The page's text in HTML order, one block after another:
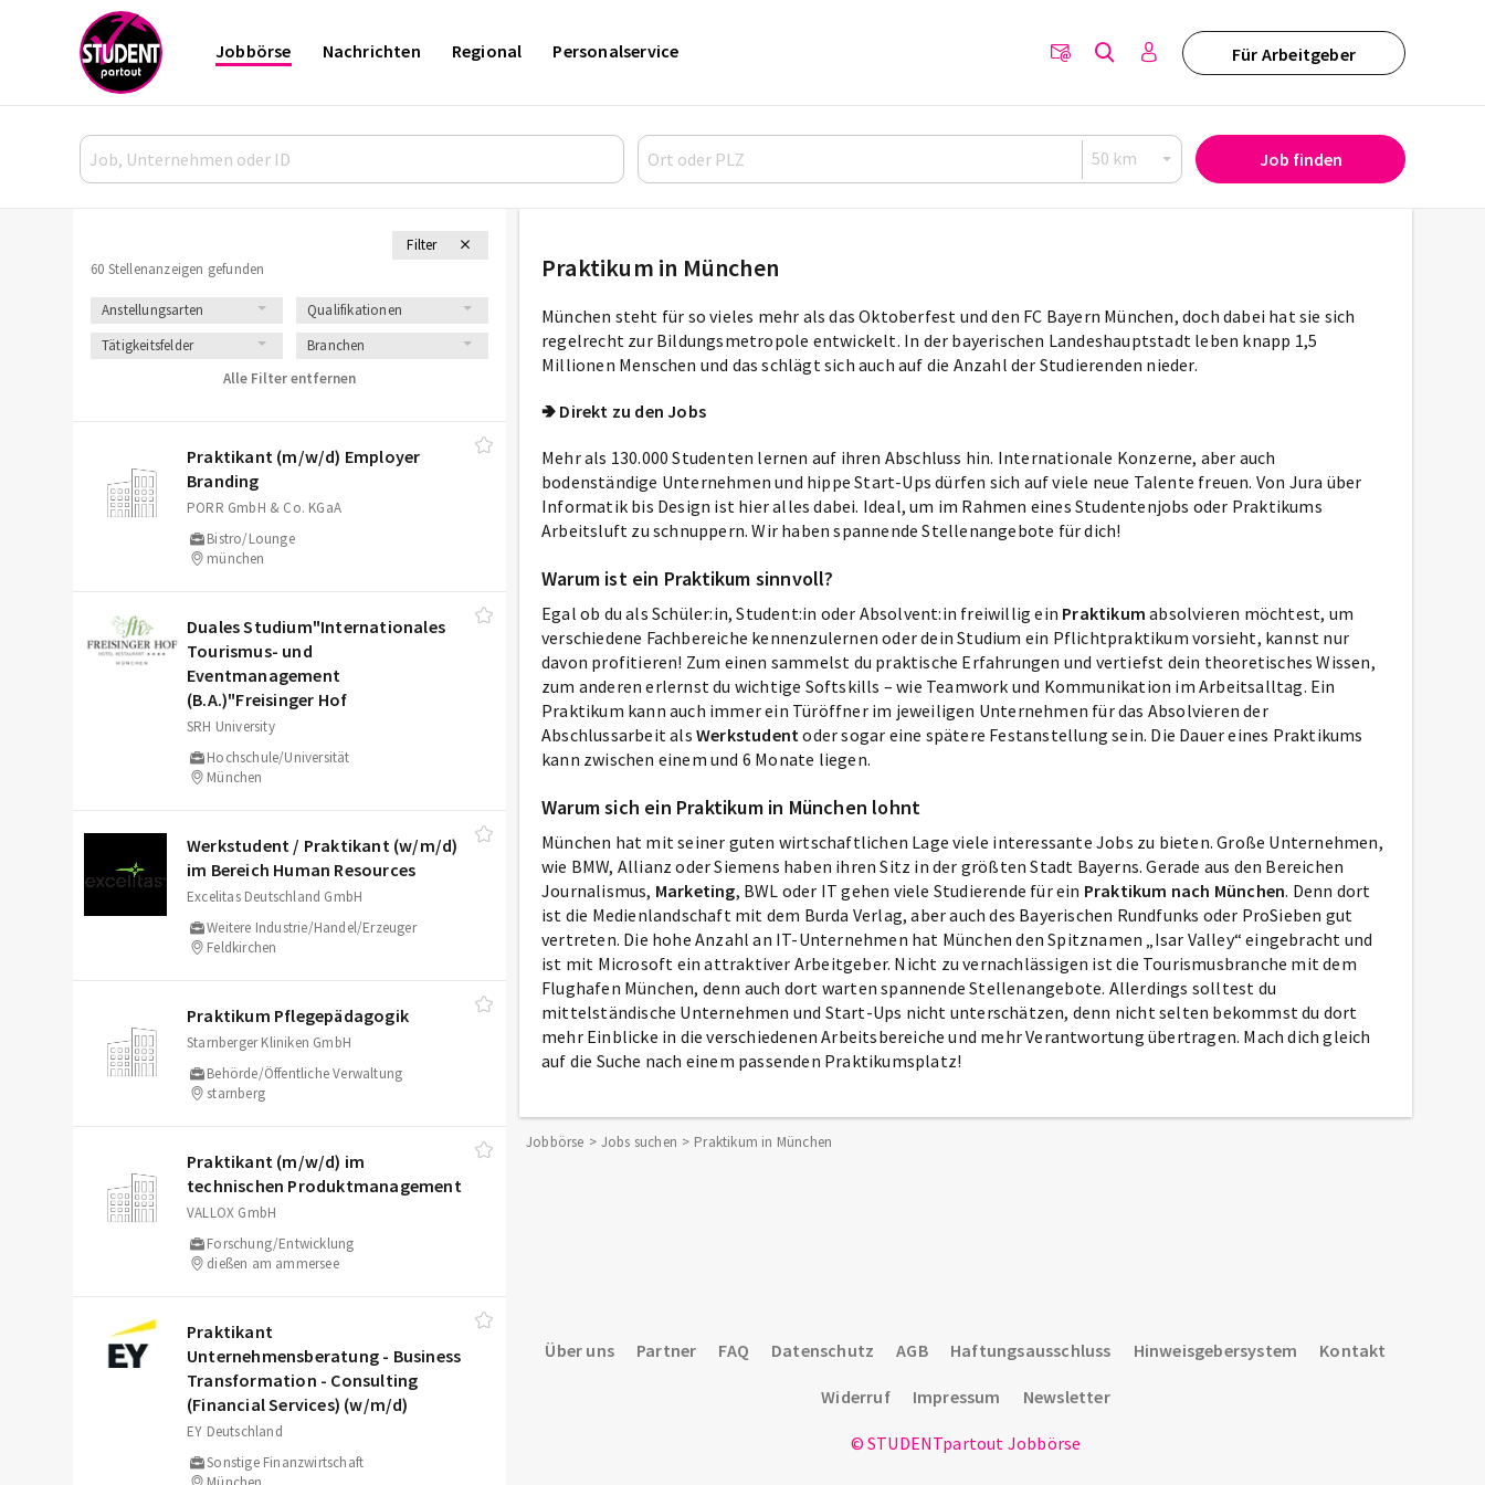
Für Arbeitgeber
Jobbörse Nachrichten Regional Personalservice
Job finden
Filter
60 Stellenanzeigen gefunden
Anstellungsarten
Qualifikationen
Tätigkeitsfelder
Branchen
Alle Filter entfernen
Praktikant (m/​w/​d) Employer
Branding
PORR GmbH & Co. KGaA
Bistro/Lounge
münchen
Duales Studium"Internationales
Tourismus- und
Eventmanagement
(B.A.)"Freisinger Hof
SRH University
Hochschule/Universität
München
Werkstudent /​ Praktikant (w/​m/​d)
im Bereich Human Resources
Excelitas Deutschland GmbH
Weitere Industrie/Handel/Erzeuger
Feldkirchen
Praktikum Pflegepädagogik
Starnberger Kliniken GmbH
Behörde/Öffentliche Verwaltung
starnberg
Praktikant (m/​w/​d) im
technischen Produktmanagement
VALLOX GmbH
Forschung/Entwicklung
dießen am ammersee
Praktikant
Unternehmensberatung - Business
Transformation - Consulting
(Financial Services) (w/​m/​d)
EY Deutschland
Sonstige Finanzwirtschaft
Praktikum in München
München steht für so vieles mehr als das Oktoberfest und den FC Bayern München, doch dabei hat sie sich
regelrecht zur Bildungsmetropole entwickelt. In der bayerischen Landeshauptstadt leben knapp 1,5
Millionen Menschen und das schlägt sich auch auf die Anzahl der Studierenden nieder.
🢂 Direkt zu den Jobs
Mehr als 130.000 Studenten lernen auf ihren Abschluss hin. Internationale Konzerne, aber auch
bodenständige Unternehmen und hippe Start-Ups dürfen sich auf viele neue Talente freuen. Von Jura über
Informatik bis Design ist hier alles dabei. Ideal, um im Rahmen eines Studentenjobs oder Praktikums
Arbeitsluft zu schnuppern. Wir haben spannende Stellenangebote für dich!
Warum ist ein Praktikum sinnvoll?
Egal ob du als Schüler:in, Student:in oder Absolvent:in freiwillig ein Praktikum absolvieren möchtest, um
verschiedene Fachbereiche kennenzulernen oder dein Studium ein Pflichtpraktikum vorsieht, kannst nur
davon profitieren! Zum einen sammelst du praktische Erfahrungen und vertiefst dein theoretisches Wissen,
zum anderen erlernst du wichtige Softskills – wie Teamwork und Kommunikation im Arbeitsalltag. Ein
Praktikum kann auch immer ein Türöffner im jeweiligen Unternehmen für das Absolvieren der
Abschlussarbeit als Werkstudent oder sogar eine spätere Festanstellung sein. Die Dauer eines Praktikums
kann zwischen einem und 6 Monate liegen.
Warum sich ein Praktikum in München lohnt
München hat mit seiner guten wirtschaftlichen Lage viele interessante Jobs zu bieten. Große Unternehmen,
wie BMW, Allianz oder Siemens haben ihren Sitz in der größten Stadt Bayerns. Gerade aus den Bereichen
Journalismus, Marketing, BWL oder IT gehen viele Studierende für ein Praktikum nach München. Denn dort
ist die Medienlandschaft mit dem Burda Verlag, aber auch des Bayerischen Rundfunks oder ProSieben gut
vertreten. Die hohe Anzahl an IT-Unternehmen hat München den Spitznamen „Isar Valley“ eingebracht und
ist mit Microsoft ein attraktiver Arbeitgeber. Nicht zu vernachlässigen ist die Tourismusbranche mit dem
Flughafen München, denn auch dort warten spannende Stellenangebote. Allerdings solltest du
mittelständische Unternehmen und Start-Ups nicht unterschätzen, denn nicht selten bekommst du dort
mehr Einblicke in die verschiedenen Arbeitsbereiche und mehr Verantwortung übertragen. Mach dich gleich
auf die Suche nach einem passenden Praktikumsplatz!
Jobbörse Jobs suchen Praktikum in München
Über uns Partner FAQ Datenschutz AGB Haftungsausschluss Hinweisgebersystem Kontakt
Widerruf Impressum Newsletter
© STUDENTpartout Jobbörse